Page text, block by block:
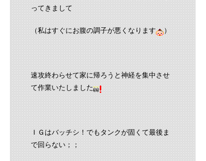
ってきまして
（私はすぐにお腹の調子が悪くなります ）
速攻終わらせて家に帰ろうと神経を集中させ
て作業いたしました
ＩＧはバッチシ！でもタンクが固くて最後ま
で回らない；；